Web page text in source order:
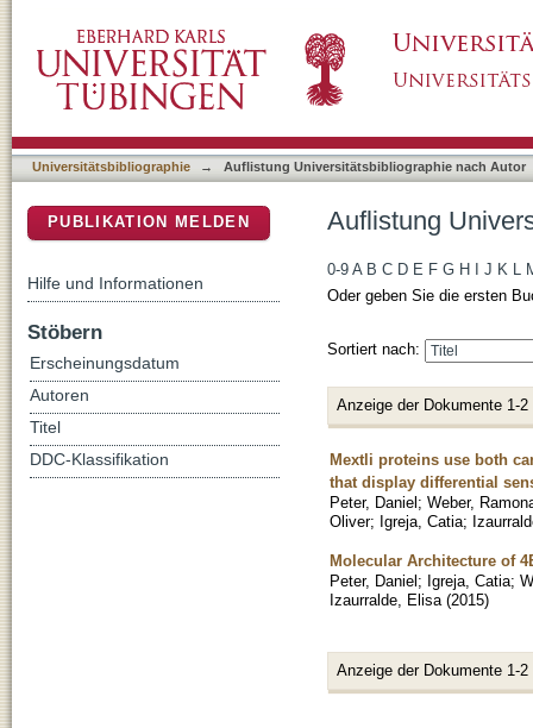
Universitätsbibliographie → Auflistung Universitätsbibliographie nach Autor
Auflistung
0-9 A B C D E F G H J K L
Oder geben Sie die ersten
Sortiert nach:
Anzeige der Dokumente 1-2
Mextli proteins use both
that display differential
Peter, Daniel; Weber,
Oliver; Igreja, Catia;
Molecular Architecture of
Peter, Daniel; Igreja, Catia;
Izaurralde, Elisa (2015)
Anzeige der Dokumente 1-2
PUBLIKATION MELDEN
Hilfe und Informationen
Stöbern
Erscheinungsdatum
Autoren
Titel
DDC-Klassifikation